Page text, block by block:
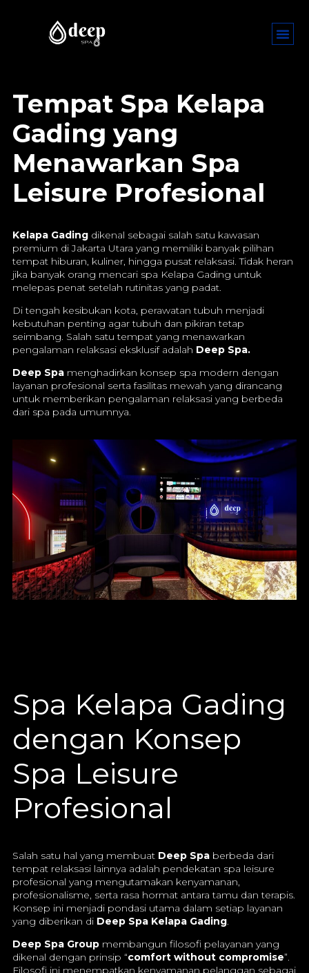
Tempat Spa Kelapa
Gading yang
Menawarkan Spa
Leisure Profesional
Kelapa Gading dikenal sebagai salah satu kawasan
premium di Jakarta Utara yang memiliki banyak pilihan
tempat hiburan, kuliner, hingga pusat relaksasi. Tidak heran
jika banyak orang mencari spa Kelapa Gading untuk
melepas penat setelah rutinitas yang padat.
Di tengah kesibukan kota, perawatan tubuh menjadi
kebutuhan penting agar tubuh dan pikiran tetap
seimbang. Salah satu tempat yang menawarkan
pengalaman relaksasi eksklusif adalah Deep Spa.
Deep Spa menghadirkan konsep spa modern dengan
layanan profesional serta fasilitas mewah yang dirancang
untuk memberikan pengalaman relaksasi yang berbeda
dari spa pada umumnya.
Spa Kelapa Gading
dengan Konsep
Spa Leisure
Profesional
Salah satu hal yang membuat Deep Spa berbeda dari
tempat relaksasi lainnya adalah pendekatan spa leisure
profesional yang mengutamakan kenyamanan,
profesionalisme, serta rasa hormat antara tamu dan terapis.
Konsep ini menjadi pondasi utama dalam setiap layanan
yang diberikan di Deep Spa Kelapa Gading.
Deep Spa Group membangun filosofi pelayanan yang
dikenal dengan prinsip “comfort without compromise”.
Filosofi ini menempatkan kenyamanan pelanggan sebagai